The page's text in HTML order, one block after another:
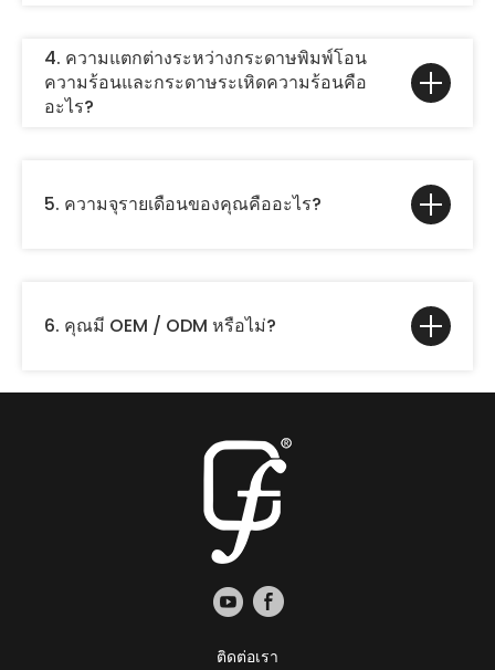
4. ความแตกต่างระหว่างกระดาษพิมพ์โอน
ความร้อนและกระดาษระเหิดความร้อนคือ
อะไร?
5. ความจุรายเดือนของคุณคืออะไร?
6. คุณมี OEM / ODM หรือไม่?
ติดต่อเรา